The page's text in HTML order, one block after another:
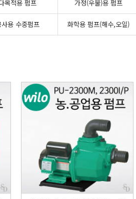
목적용 펌프 가정(우물)용 펌프
용 수중펌프 화학용 펌프(해수,오일)